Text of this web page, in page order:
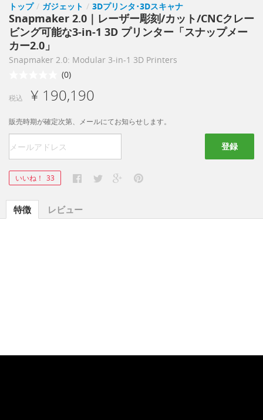
トップ / ガジェット / 3Dプリンタ･3Dスキャナ
Snapmaker 2.0｜レーザー彫刻/カット/CNCクレー
ビング可能な3-in-1 3D プリンター「スナップメー
カー2.0」
Snapmaker 2.0: Modular 3-in-1 3D Printers
(0)
税込 ¥ 190,190
販売時期が確定次第、メールにてお知らせします。
登録
いいね！ 33
特徴 レビュー